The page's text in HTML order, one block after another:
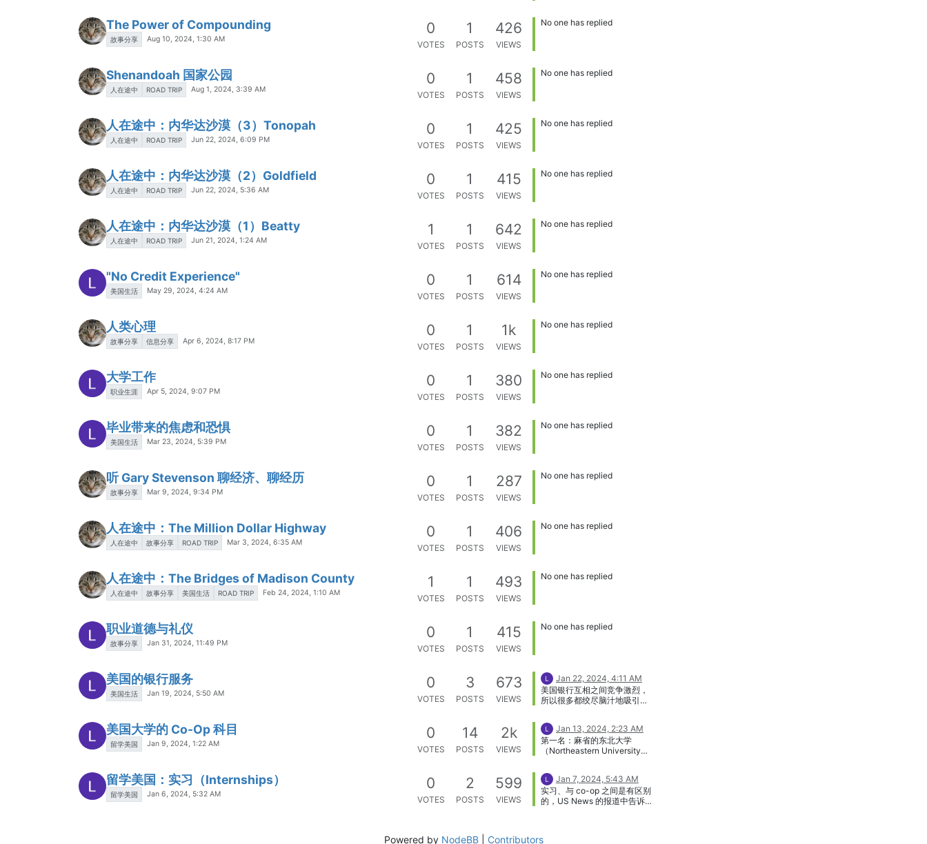
The Power of Compounding
故事分享 Aug 10, 2024, 1:30 AM
0
VOTES
1
POSTS
426
VIEWS
No one has replied
Shenandoah 国家公园
人在途中 ROAD TRIP Aug 1, 2024, 3:39 AM
0
VOTES
1
POSTS
458
VIEWS
No one has replied
人在途中：内华达沙漠（3）Tonopah
人在途中 ROAD TRIP Jun 22, 2024, 6:09 PM
0
VOTES
1
POSTS
425
VIEWS
No one has replied
人在途中：内华达沙漠（2）Goldfield
人在途中 ROAD TRIP Jun 22, 2024, 5:36 AM
0
VOTES
1
POSTS
415
VIEWS
No one has replied
人在途中：内华达沙漠（1）Beatty
人在途中 ROAD TRIP Jun 21, 2024, 1:24 AM
1
VOTES
1
POSTS
642
VIEWS
No one has replied
"No Credit Experience"
美国生活 May 29, 2024, 4:24 AM
0
VOTES
1
POSTS
614
VIEWS
No one has replied
人类心理
故事分享 信息分享 Apr 6, 2024, 8:17 PM
0
VOTES
1
POSTS
1k
VIEWS
No one has replied
大学工作
职业生涯 Apr 5, 2024, 9:07 PM
0
VOTES
1
POSTS
380
VIEWS
No one has replied
毕业带来的焦虑和恐惧
美国生活 Mar 23, 2024, 5:39 PM
0
VOTES
1
POSTS
382
VIEWS
No one has replied
听 Gary Stevenson 聊经济、聊经历
故事分享 Mar 9, 2024, 9:34 PM
0
VOTES
1
POSTS
287
VIEWS
No one has replied
人在途中：The Million Dollar Highway
人在途中 故事分享 ROAD TRIP Mar 3, 2024, 6:35 AM
0
VOTES
1
POSTS
406
VIEWS
No one has replied
人在途中：The Bridges of Madison County
人在途中 故事分享 美国生活 ROAD TRIP Feb 24, 2024, 1:10 AM
1
VOTES
1
POSTS
493
VIEWS
No one has replied
职业道德与礼仪
故事分享 Jan 31, 2024, 11:49 PM
0
VOTES
1
POSTS
415
VIEWS
No one has replied
美国的银行服务
美国生活 Jan 19, 2024, 5:50 AM
0
VOTES
3
POSTS
673
VIEWS
Jan 22, 2024, 4:11 AM
美国银行互相之间竞争激烈，
所以很多都绞尽脑汁地吸引顾
个银行给新开户头的各种奖
励，一般金额数百，高的数
千，但是一般都要求有 direct
deposit — 直接存入……对普
直接由公司转账到银行账户。
除银行存款、支票账号服务，
银行、信用社（credit
union）也都经营信用卡业
美国大学的 Co-Op 科目
留学美国 Jan 9, 2024, 1:22 AM
0
VOTES
14
POSTS
2k
VIEWS
Jan 13, 2024, 2:23 AM
第一名：麻省的东北大学
（Northeastern University）
photo_31412.jpg?update-
time=&size=responsive300]
东北大学参加 co-op 的学生要
先通过一个准备课程，学习写
留学美国：实习（Internships）
留学美国 Jan 6, 2024, 5:32 AM
0
VOTES
2
POSTS
599
VIEWS
Jan 7, 2024, 5:43 AM
实习、与 co-op 之间是有区别
的，US News 的报道中告诉
Powered by NodeBB| Contributors